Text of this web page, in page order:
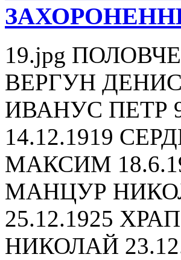
19.jpg
ВЕРГУН ДЕНИС
ИВАНУС ПЕТР
14.12.1919
МАКСИМ
МАНЦУР
25.12.1925
НИКОЛАЙ